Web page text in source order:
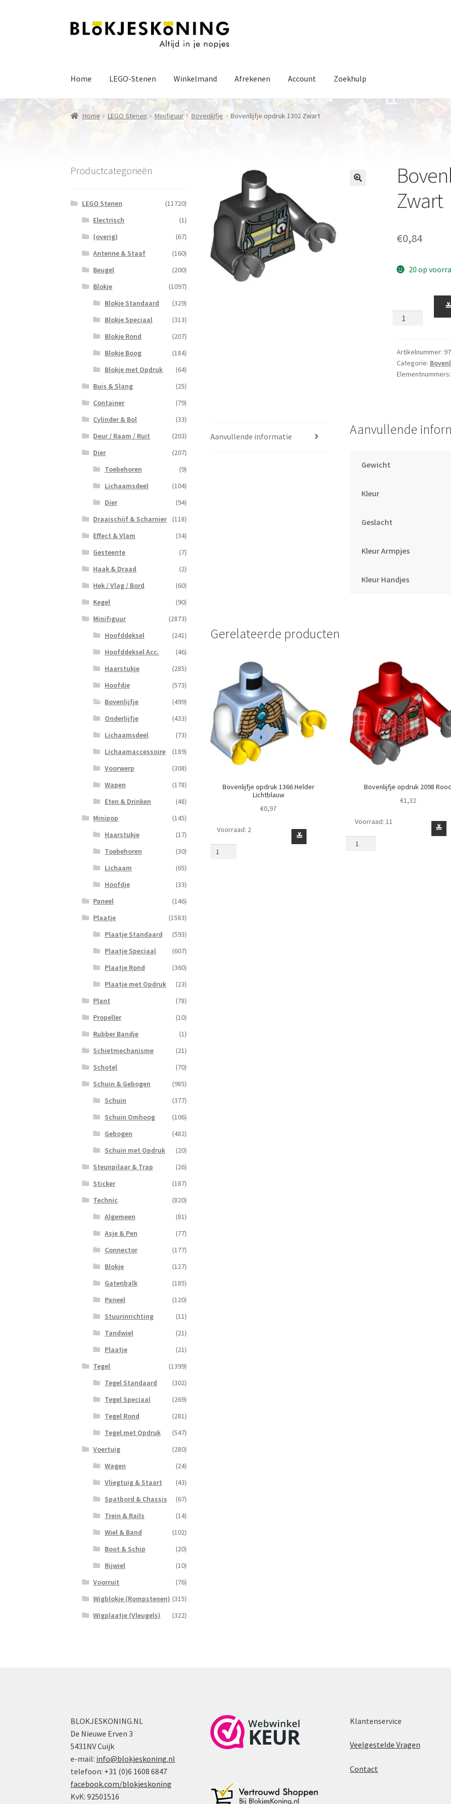
Ga
Ga
Home
LEGO-Stenen Winkelmand Afrekenen Account Zoekhulp
Home LEGO Stenen Minifiguur Bovenlijfje Bovenlijfje opdruk 1302 Zwart
Zwart
€0,84
20 op
opdruk
aantal
Artikelnummer:
Categorie:
Aanvullende informatie Aanvullende
Gewicht
Kleur
Geslacht
Kleur Armpjes
Kleur Handjes
Gerelateerde producten
Bovenlijfje opdruk 1366 Helder
Lichtblauw
€0,97
Bovenlijfje
opdruk
1366
≚
Voorraad: 2
Bovenlijfje opdruk 2098
€1,32
Bovenlijfje
opdruk
2098
≚
Voorraad: 11
Productcategorieën
LEGO Stenen
(11720)
Electrisch
(1)
(overig)
(67)
Antenne & Staaf
(160)
Beugel
(200)
Blokje
(1097)
Blokje Standaard
(329)
Blokje Speciaal
(313)
Blokje Rond
(207)
Blokje Boog
(184)
Blokje met Opdruk
(64)
Buis & Slang
(25)
Container
(79)
Cylinder & Bol
(33)
Deur / Raam / Ruit
(203)
Dier
(207)
Toebehoren
(9)
Lichaamsdeel
(104)
Dier
(94)
Draaischijf & Scharnier
(118)
Effect & Vlam
(34)
Gesteente
(7)
Haak & Draad
(2)
Hek / Vlag / Bord
(60)
Kegel
(90)
Minifiguur
(2873)
Hoofddeksel
(241)
Hoofddeksel Acc.
(46)
Haarstukje
(285)
Hoofdje
(573)
Bovenlijfje
(499)
Onderlijfje
(433)
Lichaamsdeel
(73)
Lichaamaccessoire
(189)
Voorwerp
(308)
Wapen
(178)
Eten & Drinken
(48)
Minipop
(145)
Haarstukje
(17)
Toebehoren
(30)
Lichaam
(65)
Hoofdje
(33)
Paneel
(146)
Plaatje
(1583)
Plaatje Standaard
(593)
Plaatje Speciaal
(607)
Plaatje Rond
(360)
Plaatje met Opdruk
(23)
Plant
(78)
Propeller
(10)
Rubber Bandje
(1)
Schietmechanisme
(21)
Schotel
(70)
Schuin & Gebogen
(985)
Schuin
(377)
Schuin Omhoog
(106)
Gebogen
(482)
Schuin met Opdruk
(20)
Steunpilaar & Trap
(26)
Sticker
(187)
Technic
(820)
Algemeen
(81)
Asje & Pen
(77)
Connector
(177)
Blokje
(127)
Gatenbalk
(185)
Paneel
(120)
Stuurinrichting
(11)
Tandwiel
(21)
Plaatje
(21)
Tegel
(1399)
Tegel Standaard
(302)
Tegel Speciaal
(269)
Tegel Rond
(281)
Tegel met Opdruk
(547)
Voertuig
(280)
Wagen
(24)
Vliegtuig & Staart
(43)
Spatbord & Chassis
(67)
Trein & Rails
(14)
Wiel & Band
(102)
Boot & Schip
(20)
Rijwiel
(10)
Voorruit
(76)
Wigblokje (Rompstenen) (315)
Wigplaatje (Vleugels)
(322)
BLOKJESKONING.NL
De Nieuwe Erven 3
5431NV Cuijk
e-mail: info@blokjeskoning.nl
telefoon: +31 (0)6 1608 6847
facebook.com/blokjeskoning
KvK: 92501516
Klantenservice
Veelgestelde Vragen
Contact